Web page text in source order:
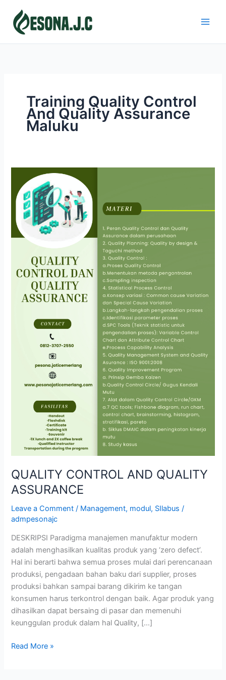
content
Training Quality Control
And Quality Assurance
Maluku
QUALITY CONTROL AND QUALITY
ASSURANCE
Leave a Comment / Management, modul, SIlabus /
admpesonajc
DESKRIPSI Paradigma manajemen manufaktur modern
adalah menghasilkan kualitas produk yang ‘zero defect’.
Hal ini berarti bahwa semua proses mulai dari perencanaan
produksi, pengadaan bahan baku dari supplier, proses
produksi bahkan sampai barang dikirim ke tangan
konsumen harus terkontrol dengan baik. Agar produk yang
dihasilkan dapat bersaing di pasar dan memenuhi
keunggulan produk dalam hal Quality, […]
QUALITY
CONTROL
AND
QUALITY
ASSURANCE
Read More »